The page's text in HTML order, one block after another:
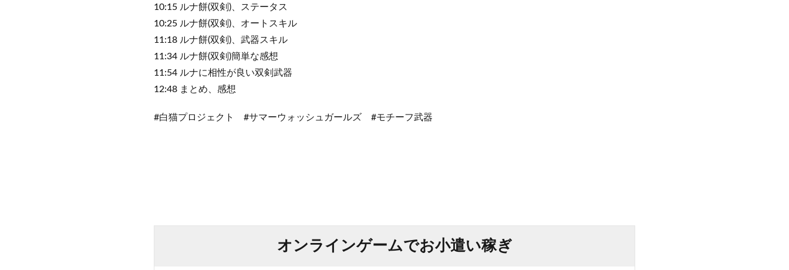
10:15 ルナ餅(双剣)、ステータス
10:25 ルナ餅(双剣)、オートスキル
11:18 ルナ餅(双剣)、武器スキル
11:34 ルナ餅(双剣)簡単な感想
11:54 ルナに相性が良い双剣武器
12:48 まとめ、感想
#白猫プロジェクト #サマーウォッシュガールズ #モチーフ武器
オンラインゲームでお小遣い稼ぎ